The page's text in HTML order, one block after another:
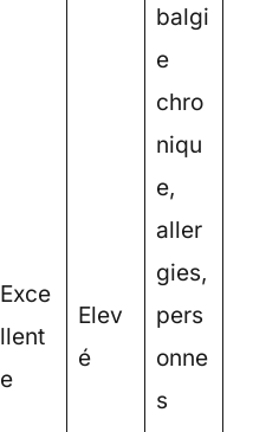
Exce
llent
e
Elev
é
balgi
e
chro
niqu
e,
aller
gies,
pers
onne
s